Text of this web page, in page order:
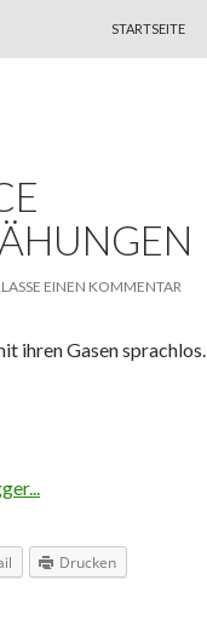
STARTSEITE
EINEN KOMMENTAR
ihren Gasen sprachlos.
Drucken